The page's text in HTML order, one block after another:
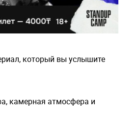
который вы услышите
камерная атмосфера и